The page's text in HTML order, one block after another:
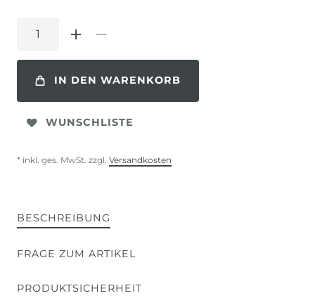
IN DEN WARENKORB
WUNSCHLISTE
* inkl. ges. MwSt. zzgl. Versandkosten
BESCHREIBUNG
FRAGE ZUM ARTIKEL
PRODUKTSICHERHEIT